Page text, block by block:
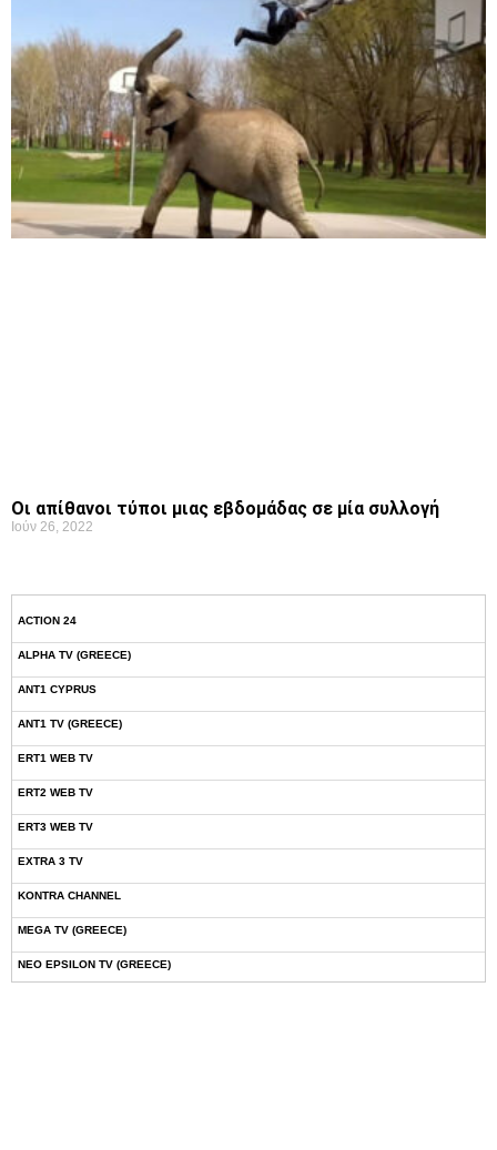
Οι απίθανοι τύποι μιας εβδομάδας σε μία συλλογή
Ιούν 26, 2022
ACTION 24
ALPHA TV (GREECE)
ANT1 CYPRUS
ANT1 TV (GREECE)
ERT1 WEB TV
ERT2 WEB TV
ERT3 WEB TV
EXTRA 3 TV
KONTRA CHANNEL
MEGA TV (GREECE)
NEO EPSILON TV (GREECE)